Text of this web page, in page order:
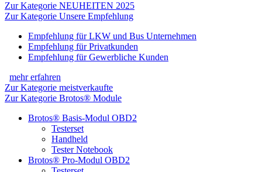
Zur Kategorie NEUHEITEN 2025
Zur Kategorie Unsere Empfehlung
Empfehlung für LKW und Bus Unternehmen
Empfehlung für Privatkunden
Empfehlung für Gewerbliche Kunden
mehr erfahren
Zur Kategorie meistverkaufte
Zur Kategorie Brotos® Module
Brotos® Basis-Modul OBD2
Testerset
Handheld
Tester Notebook
Brotos® Pro-Modul OBD2